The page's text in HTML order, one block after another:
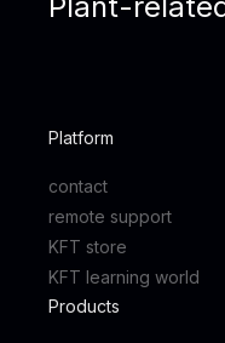
Platform
contact
remote support
KFT store
KFT learning world
Products